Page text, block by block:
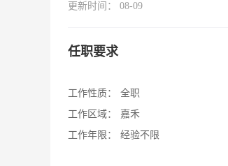
更新时间： 08-09
任职要求
工作性质：
全职
工作区域：
嘉禾
工作年限：
经验不限